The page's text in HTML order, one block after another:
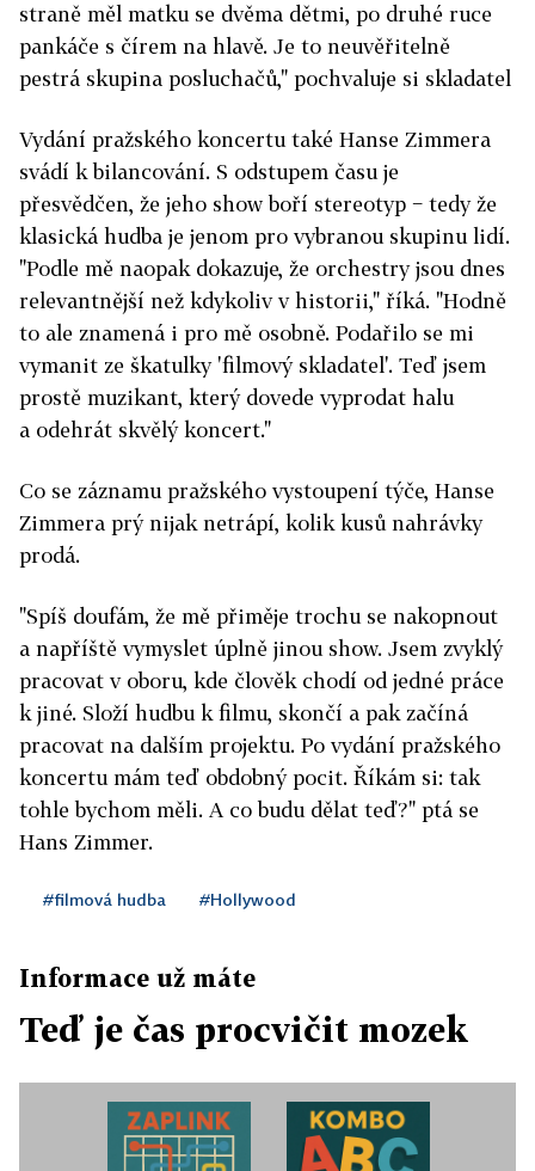
straně měl matku se dvěma dětmi, po druhé ruce
pankáče s čírem na hlavě. Je to neuvěřitelně
pestrá skupina posluchačů," pochvaluje si skladatel
Vydání pražského koncertu také Hanse Zimmera
svádí k bilancování. S odstupem času je
přesvědčen, že jeho show boří stereotyp − tedy že
klasická hudba je jenom pro vybranou skupinu lidí.
"Podle mě naopak dokazuje, že orchestry jsou dnes
relevantnější než kdykoliv v historii," říká. "Hodně
to ale znamená i pro mě osobně. Podařilo se mi
vymanit ze škatulky 'filmový skladatel'. Teď jsem
prostě muzikant, který dovede vyprodat halu
a odehrát skvělý koncert."
Co se záznamu pražského vystoupení týče, Hanse
Zimmera prý nijak netrápí, kolik kusů nahrávky
prodá.
"Spíš doufám, že mě přiměje trochu se nakopnout
a napříště vymyslet úplně jinou show. Jsem zvyklý
pracovat v oboru, kde člověk chodí od jedné práce
k jiné. Složí hudbu k filmu, skončí a pak začíná
pracovat na dalším projektu. Po vydání pražského
koncertu mám teď obdobný pocit. Říkám si: tak
tohle bychom měli. A co budu dělat teď?" ptá se
Hans Zimmer.
#filmová hudba #Hollywood
Informace už máte
Teď je čas procvičit mozek